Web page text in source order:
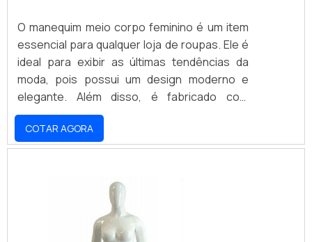
O manequim meio corpo feminino é um item
essencial para qualquer loja de roupas. Ele é
ideal para exibir as últimas tendências da
moda, pois possui um design moderno e
elegante. Além disso, é fabricado com
materiais de alta qualidade, garantindo
durabilidade e resistência. O manequim meio
corpo feminino é a escolha certa para quem
COTAR AGORA